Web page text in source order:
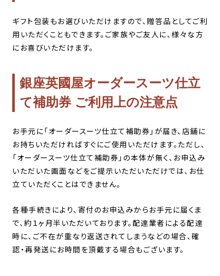
ギフト包装もお選びいただけますので、贈答品としてご利
用いただくこともできます。ご家族やご友人に、様々な方
にお喜びいただけます。
銀座英國屋オーダースーツ仕立
て補助券 ご利用上の注意点
お手元に「オーダースーツ仕立て補助券」が届き、店舗に
お持ちいただければすぐにご使用いただけます。ただし、
「オーダースーツ仕立て補助券」の本体が無く、お申込み
いただいた画面などをご提示いただいただけでは、お仕
立ていただくことはできません。
各種手続きにより、寄付のお申込みからお手元に届くま
で、約１ヶ月半いただいております。配達業者による配達
時に、ご不在が重なり返送されてしまうなどの場合、確
認・再発送にお時間を頂戴する場合もございます。